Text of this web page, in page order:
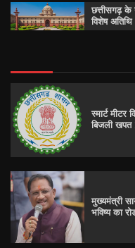
छत्तीसगढ़ के
विशेष अतिथि
स्मार्ट
बिजली खपत
मुख्यमंत्री
भविष्य का